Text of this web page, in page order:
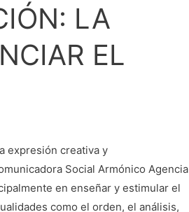
LA
EL
expresión creativa y
Social Armónico Agencia
en enseñar y estimular el
como el orden, el análisis,